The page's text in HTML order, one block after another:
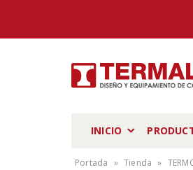
INICIO
Portada » Tienda »